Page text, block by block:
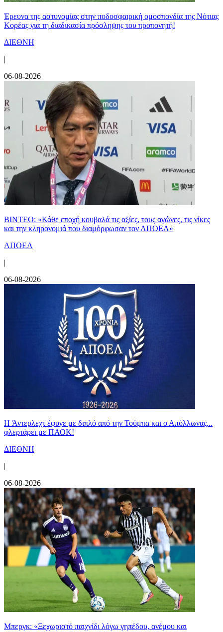
Έρευνα της αστυνομίας στην ποδοσφαιρική ομοσπονδία της Νότιας
Κορέας για τη διαδικασία πρόσληψης του προπονητή!
ΔΙΕΘΝΗ
|
06-08-2026
ΒΙΝΤΕΟ: «Κάθε εποχή κουβαλά τις αξίες, τους αγώνες, τις νίκες
και την κληρονομιά που διαμόρφωσαν τον ΑΠΟΕΛ»
ΑΠΟΕΛ
|
06-08-2026
H Άντερλεχτ έφυγε με διπλό από την Τούμπα και ο Απόλλωνας...
φλερτάρει με ΠΑΟΚ!
ΔΙΕΘΝΗ
|
06-08-2026
Μπεργκ: «Ξεχωριστό παιχνίδι λόγω γηπέδου, ανέμου και